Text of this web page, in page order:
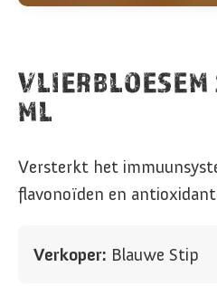
ML
Versterkt het
flavonoïden en
Verkoper: Blauwe Stip